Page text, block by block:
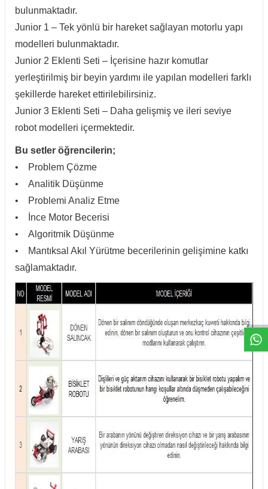
WhtappDeseHatt
bulunmaktadır.
Junior 1 – Tek yönlü bir hareket sağlayan motorlu yapı
modelleri bulunmaktadır.
Junior 2 Eklenti Seti – İçerisine hazır komutlar
yerleştirilmiş bir beyin yardımı ile yapılan modelleri farklı
şekillerde hareket ettirilebilirsiniz.
Junior 3 Eklenti Seti – Daha gelişmiş ve ileri seviye
robot modelleri içermektedir.
Bu setler öğrencilerin;
• Problem Çözme
• Analitik Düşünme
• Problemi Analiz Etme
• İnce Motor Becerisi
• Algoritmik Düşünme
• Mantıksal Akıl Yürütme becerilerinin gelişimine katkı
sağlamaktadır.